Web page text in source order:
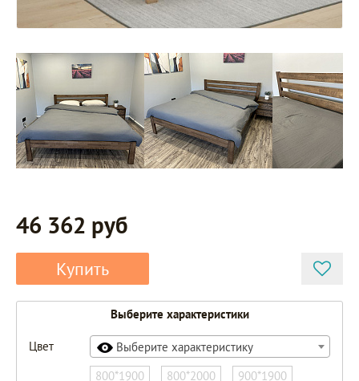
46 362 руб
Купить
Выберите характеристики
Цвет Выберите характеристику
800*1900 800*2000
900*1900